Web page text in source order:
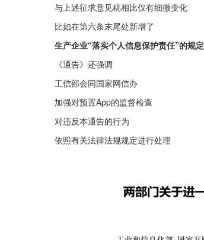
与上述征求意见稿相比仅有细微变化
比如在第六条末尾处新增了
生产企业“落实个人信息保护责任”的规定
《通告》还强调
工信部会同国家网信办
加强对预置App的监督检查
对违反本通告的行为
依照有关法律法规规定进行处理